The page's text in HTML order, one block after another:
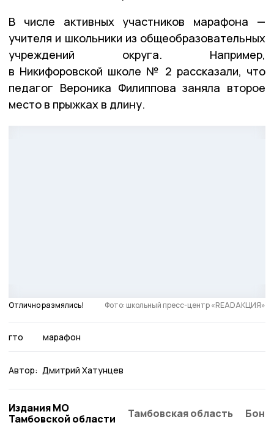
В числе активных участников марафона —
учителя и школьники из общеобразовательных
учреждений округа. Например,
в Никифоровской школе № 2 рассказали, что
педагог Вероника Филиппова заняла второе
место в прыжках в длину.
Отлично размялись! Фото: школьный пресс-центр «READАКЦИЯ»
гто марафон
Автор: Дмитрий Хатунцев
Издания МО
Тамбовской области
Тамбовская область